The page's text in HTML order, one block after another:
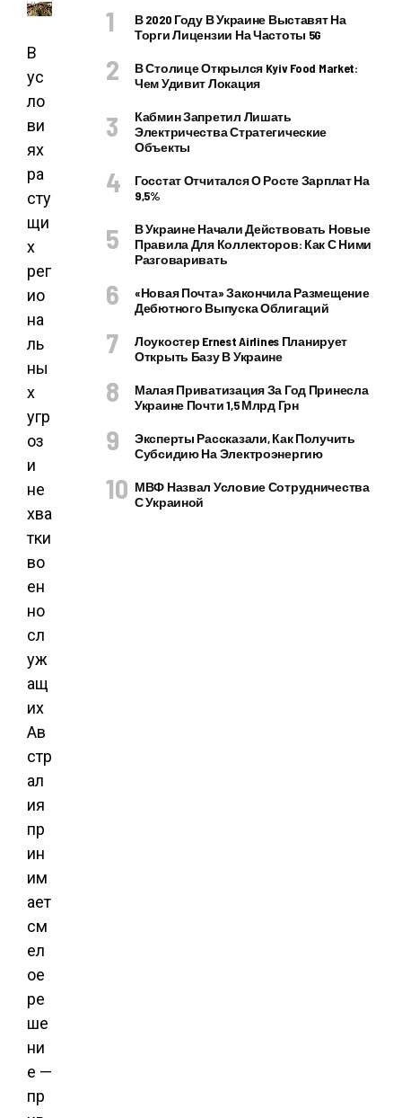
В
ус
ло
ви
ях
ра
сту
щи
х
рег
ио
на
ль
ны
х
угр
оз
и
не
хва
тки
во
ен
но
сл
уж
ащ
их
Ав
стр
ал
ия
пр
ин
им
ает
см
ел
ое
ре
ше
ни
е —
пр
В 2020 Году В Украине Выставят На
Торги Лицензии На Частоты 5G
В Столице Открылся Kyiv Food Market:
Чем Удивит Локация
Кабмин Запретил Лишать
Электричества Стратегические
Объекты
Госстат Отчитался О Росте Зарплат На
9,5%
В Украине Начали Действовать Новые
Правила Для Коллекторов: Как С Ними
Разговаривать
«Новая Почта» Закончила Размещение
Дебютного Выпуска Облигаций
Лоукостер Ernest Airlines Планирует
Открыть Базу В Украине
Малая Приватизация За Год Принесла
Украине Почти 1,5 Млрд Грн
Эксперты Рассказали, Как Получить
Субсидию На Электроэнергию
МВФ Назвал Условие Сотрудничества
С Украиной